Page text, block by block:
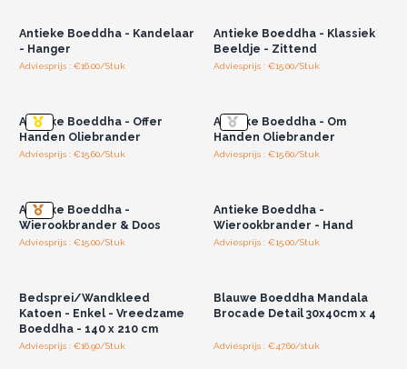
Antieke Boeddha - Kandelaar
- Hanger
Adviesprijs : €16.00/Stuk
Antieke Boeddha - Klassiek
Beeldje - Zittend
Adviesprijs : €15.00/Stuk
Antieke Boeddha - Offer
Handen Oliebrander
Adviesprijs : €15.60/Stuk
Antieke Boeddha - Om
Handen Oliebrander
Adviesprijs : €15.60/Stuk
Antieke Boeddha -
Wierookbrander & Doos
Adviesprijs : €15.00/Stuk
Antieke Boeddha -
Wierookbrander - Hand
Adviesprijs : €15.00/Stuk
Bedsprei/Wandkleed
Katoen - Enkel - Vreedzame
Boeddha - 140 x 210 cm
Adviesprijs : €16.90/Stuk
Blauwe Boeddha Mandala
Brocade Detail 30x40cm x 4
Adviesprijs : €47.60/stuk